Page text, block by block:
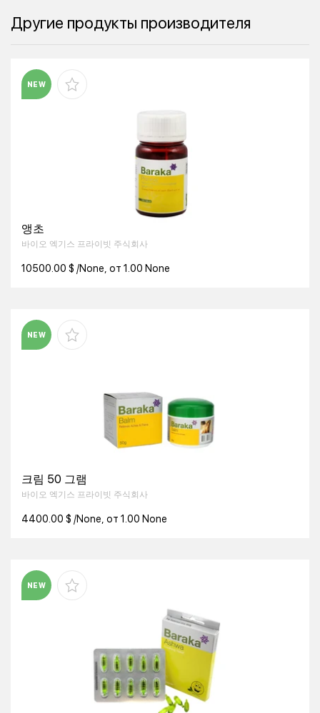
Другие продукты производителя
NEW
앵초
바이오 엑기스 프라이빗 주식회사
10500.00 $ /None, от 1.00 None
NEW
크림 50 그램
바이오 엑기스 프라이빗 주식회사
4400.00 $ /None, от 1.00 None
NEW